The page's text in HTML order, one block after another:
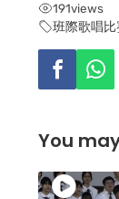
191views
班際歌唱比
You